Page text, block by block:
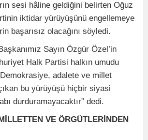
sesi hâline geldiğini belirten Oğuz
iktidar yürüyüşünü engellemeye
başarısız olacağını söyledi.
Sayın Özgür Özel’in
Halk Partisi halkın umudu
adalete ve millet
bu yürüyüşü hiçbir siyasi
durduramayacaktır” dedi.
VE ÖRGÜTLERİNDEN